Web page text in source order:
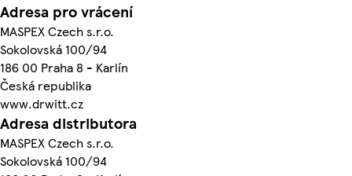
Adresa pro vrácení
MASPEX Czech s.r.o.
Sokolovská 100/94
186 00 Praha 8 - Karlín
Česká republika
www.drwitt.cz
Adresa distributora
MASPEX Czech s.r.o.
Sokolovská 100/94